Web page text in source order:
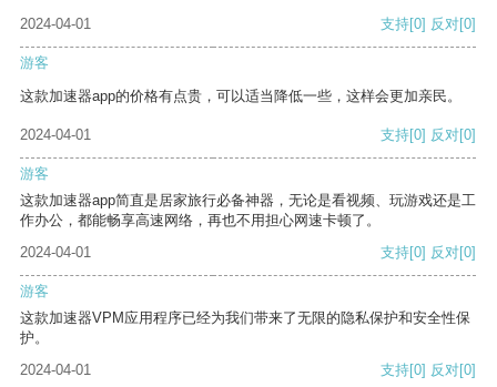
2024-04-01 支持[0] 反对[0]
游客
这款加速器app的价格有点贵，可以适当降低一些，这样会更加亲民。
2024-04-01 支持[0] 反对[0]
游客
这款加速器app简直是居家旅行必备神器，无论是看视频、玩游戏还是工
作办公，都能畅享高速网络，再也不用担心网速卡顿了。
2024-04-01
支持[0] 反对[0]
游客
这款加速器VPM应用程序已经为我们带来了无限的隐私保护和安全性保
护。
2024-04-01
支持[0] 反对[0]